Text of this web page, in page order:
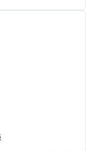
fléchées ou la